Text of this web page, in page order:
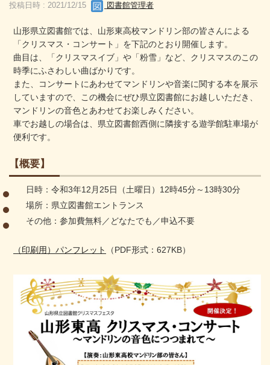
投稿日時 : 2021/12/15 図書館管理者
山形県立図書館では、山形東高校マンドリン部の皆さんによる
「クリスマス・コンサート」を下記のとおり開催します。
曲目は、「クリスマスイブ」や「粉雪」など、クリスマスのこの
時季にふさわしい曲ばかりです。
また、コンサートにあわせてマンドリンや音楽に関する本を展示
していますので、この機会にぜひ県立図書館にお越しいただき、
マンドリンの音色とあわせてお楽しみください。
車でお越しの場合は、県立図書館西側に隣接する遊学館駐車場が
便利です。
【概要】
日時：令和3年12 月 25日（土曜日） 12時45分～ 13時30分
場所：県立図書館エントランス
その他：参加費無料／ どなたでも ／申込不要
（印刷用）パンフレット （PDF形式：627KB）